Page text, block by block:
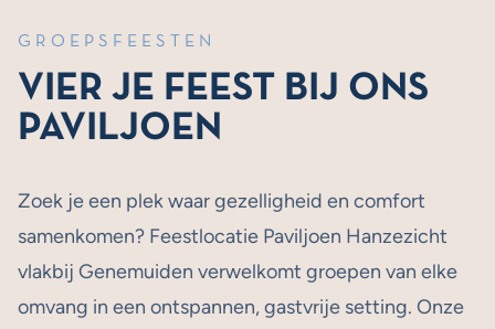
GROEPSFEESTEN
VIER JE FEEST BIJ ONS
PAVILJOEN
Zoek je een plek waar gezelligheid en comfort
samenkomen? Feestlocatie Paviljoen Hanzezicht
vlakbij Genemuiden verwelkomt groepen van elke
omvang in een ontspannen, gastvrije setting. Onze